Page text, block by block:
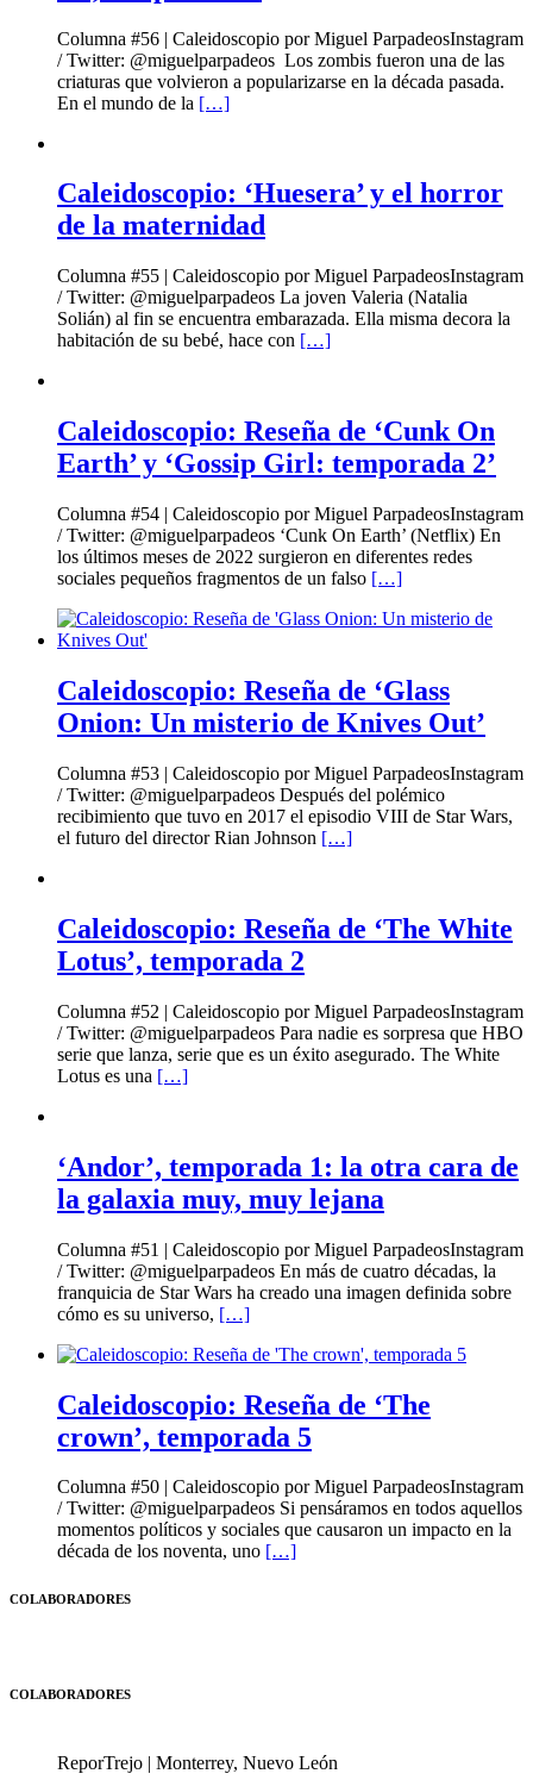
Columna #56 | Caleidoscopio por Miguel ParpadeosInstagram
/ Twitter: @miguelparpadeos Los zombis fueron una de las
criaturas que volvieron a popularizarse en la década pasada.
En el mundo de la […]
Caleidoscopio: ‘Huesera’ y el horror
de la maternidad
Columna #55 | Caleidoscopio por Miguel ParpadeosInstagram
/ Twitter: @miguelparpadeos La joven Valeria (Natalia
Solián) al fin se encuentra embarazada. Ella misma decora la
habitación de su bebé, hace con […]
Caleidoscopio: Reseña de ‘Cunk On
Earth’ y ‘Gossip Girl: temporada 2’
Columna #54 | Caleidoscopio por Miguel ParpadeosInstagram
/ Twitter: @miguelparpadeos ‘Cunk On Earth’ (Netflix) En
los últimos meses de 2022 surgieron en diferentes redes
sociales pequeños fragmentos de un falso […]
Caleidoscopio: Reseña de ‘Glass
Onion: Un misterio de Knives Out’
Columna #53 | Caleidoscopio por Miguel ParpadeosInstagram
/ Twitter: @miguelparpadeos Después del polémico
recibimiento que tuvo en 2017 el episodio VIII de Star Wars,
el futuro del director Rian Johnson […]
Caleidoscopio: Reseña de ‘The White
Lotus’, temporada 2
Columna #52 | Caleidoscopio por Miguel ParpadeosInstagram
/ Twitter: @miguelparpadeos Para nadie es sorpresa que HBO
serie que lanza, serie que es un éxito asegurado. The White
Lotus es una […]
‘Andor’, temporada 1: la otra cara de
la galaxia muy, muy lejana
Columna #51 | Caleidoscopio por Miguel ParpadeosInstagram
/ Twitter: @miguelparpadeos En más de cuatro décadas, la
franquicia de Star Wars ha creado una imagen definida sobre
cómo es su universo, […]
Caleidoscopio: Reseña de ‘The
crown’, temporada 5
Columna #50 | Caleidoscopio por Miguel ParpadeosInstagram
/ Twitter: @miguelparpadeos Si pensáramos en todos aquellos
momentos políticos y sociales que causaron un impacto en la
década de los noventa, uno […]
COLABORADORES
COLABORADORES
ReporTrejo | Monterrey, Nuevo León